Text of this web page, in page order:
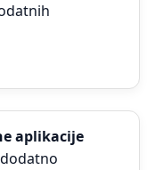
aplikacije